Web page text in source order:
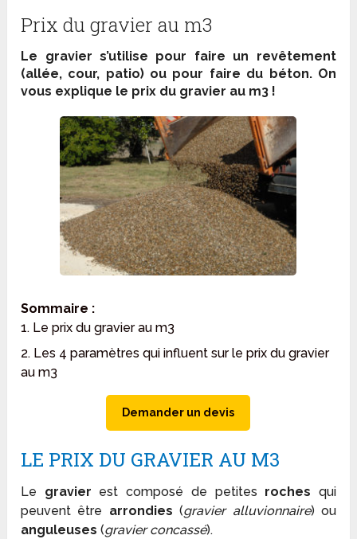
Prix du gravier au m3
Le gravier s’utilise pour faire un revêtement
(allée, cour, patio) ou pour faire du béton. On
vous explique le prix du gravier au m3 !
Sommaire :
1. Le prix du gravier au m3
2. Les 4 paramètres qui influent sur le prix du gravier
au m3
Demander un devis
LE PRIX DU GRAVIER AU M3
Le gravier est composé de petites roches qui
peuvent être arrondies (gravier alluvionnaire) ou
anguleuses (gravier concassé).